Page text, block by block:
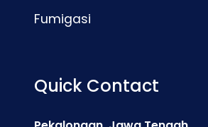
Fumigasi
Quick Contact